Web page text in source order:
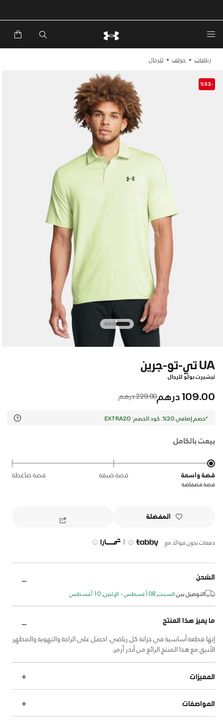
خصم إضافي 20%*. باستخدام الكود EXTRA20
رياضات جولف للرجال
-%52
UA تي-تو-جرين
تيشيرت بولو للرجال
109.00 درهم Price reduced from
229.00 درهم to
*خصم إضافي 20%. كود الخصم: EXTRA20
بيعت بالكامل
قصة واسعة قصة ضيقة قصة ضاغطة
قصة فضفاضة
المفضلة
دفعات بدون فوائد مع |
الشحن
التوصيل بين:السبت, 08 أغسطس - الإثنين, 10 أغسطس
ما يميز هذا المنتج
إنها قطعة أساسية في خزانة كل رياضي. احصل على الراحة والتهوية والمظهر
الأنيق مع هذا المنتج الرائع من أندر آرمر.
المميزات
المواصفات